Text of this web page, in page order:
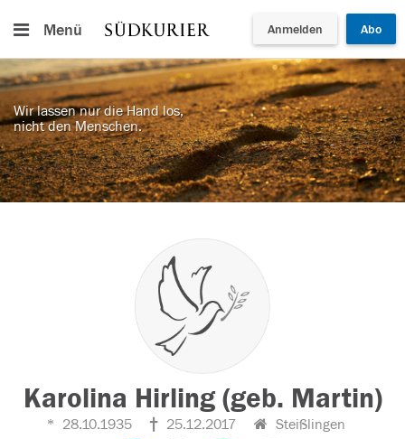
Menü Anmelden Abo
Wir lassen nur die Hand los,
nicht den Menschen.
Karolina Hirling (geb. Martin)
28.10.1935 25.12.2017 Steißlingen